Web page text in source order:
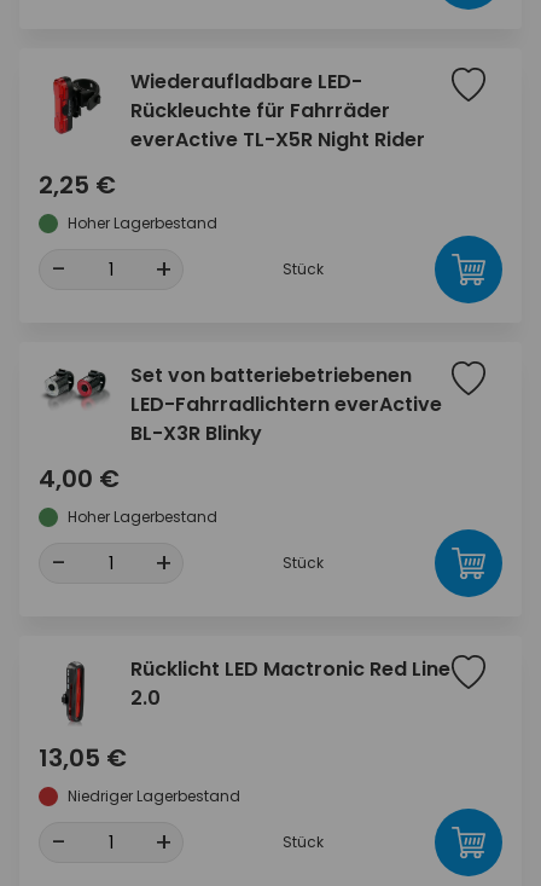
Wiederaufladbare LED-
Rückleuchte für Fahrräder
everActive TL-X5R Night Rider
2,25 €
Hoher Lagerbestand
- + Stück
Set von batteriebetriebenen
LED-Fahrradlichtern everActive
BL-X3R Blinky
4,00 €
Hoher Lagerbestand
- + Stück
Rücklicht LED Mactronic Red Line
2.0
13,05 €
Niedriger Lagerbestand
- + Stück